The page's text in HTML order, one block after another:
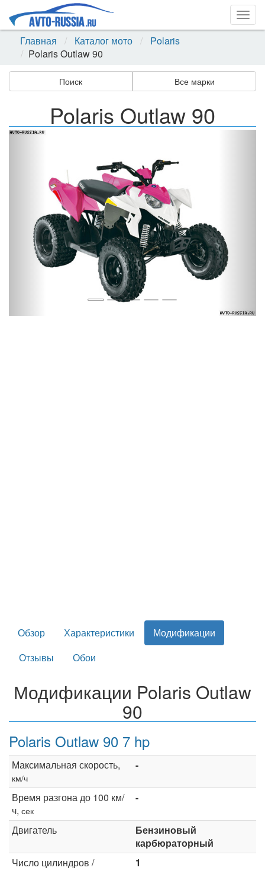
Главная
Каталог мото
Polaris
Polaris Outlaw 90
Поиск Все марки
Polaris Outlaw 90
Назад
Обзор Характеристики
Модификации
Отзывы
Обои
Модификации Polaris Outlaw
90
Polaris Outlaw 90 7 hp
Максимальная скорость,
км/ч
-
Время разгона до 100 км/
ч, сек
-
Двигатель
Бензиновый
карбюраторный
Число цилиндров /
1